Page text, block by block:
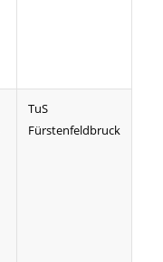
TuS
Fürstenfeldbruck